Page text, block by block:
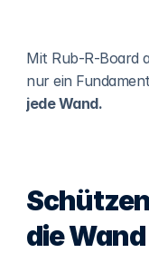
Mit Rub-R-Board
nur ein
jede Wand.
die